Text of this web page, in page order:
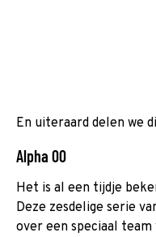
En uiteraard delen we
Alpha 00
Het is al een tijdje
Deze zesdelige serie
over een speciaal